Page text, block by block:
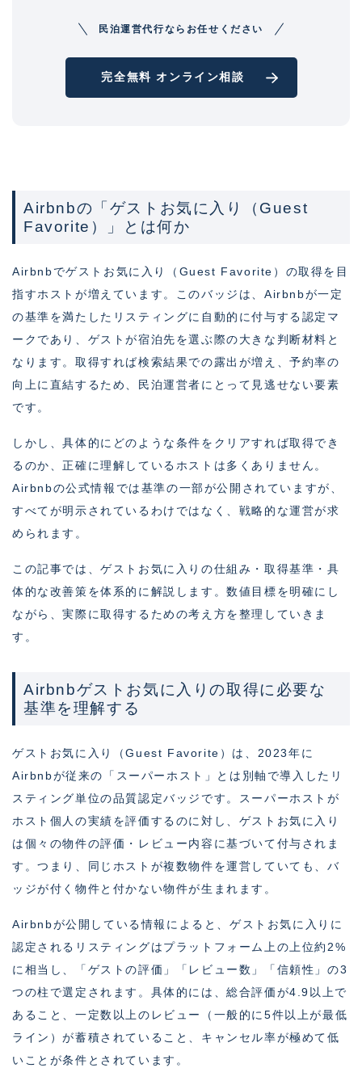
民泊運営代行ならお任せください
完全無料 オンライン相談
Airbnbの「ゲストお気に入り（Guest
Favorite）」とは何か
Airbnbでゲストお気に入り（Guest Favorite）の取得を目
指すホストが増えています。このバッジは、Airbnbが一定
の基準を満たしたリスティングに自動的に付与する認定マ
ークであり、ゲストが宿泊先を選ぶ際の大きな判断材料と
なります。取得すれば検索結果での露出が増え、予約率の
向上に直結するため、民泊運営者にとって見逃せない要素
です。
しかし、具体的にどのような条件をクリアすれば取得でき
るのか、正確に理解しているホストは多くありません。
Airbnbの公式情報では基準の一部が公開されていますが、
すべてが明示されているわけではなく、戦略的な運営が求
められます。
この記事では、ゲストお気に入りの仕組み・取得基準・具
体的な改善策を体系的に解説します。数値目標を明確にし
ながら、実際に取得するための考え方を整理していきま
す。
Airbnbゲストお気に入りの取得に必要な
基準を理解する
ゲストお気に入り（Guest Favorite）は、2023年に
Airbnbが従来の「スーパーホスト」とは別軸で導入したリ
スティング単位の品質認定バッジです。スーパーホストが
ホスト個人の実績を評価するのに対し、ゲストお気に入り
は個々の物件の評価・レビュー内容に基づいて付与されま
す。つまり、同じホストが複数物件を運営していても、バ
ッジが付く物件と付かない物件が生まれます。
Airbnbが公開している情報によると、ゲストお気に入りに
認定されるリスティングはプラットフォーム上の上位約2%
に相当し、「ゲストの評価」「レビュー数」「信頼性」の3
つの柱で選定されます。具体的には、総合評価が4.9以上で
あること、一定数以上のレビュー（一般的に5件以上が最低
ライン）が蓄積されていること、キャンセル率が極めて低
いことが条件とされています。